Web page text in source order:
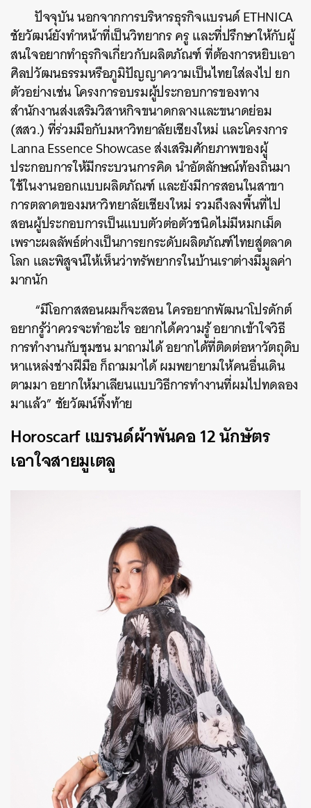
ปัจจุบัน นอกจากการบริหารธุรกิจแบรนด์ ETHNICA
ชัยวัฒน์ยังทำหน้าที่เป็นวิทยากร ครู และที่ปรึกษาให้กับผู้
สนใจอยากทำธุรกิจเกี่ยวกับผลิตภัณฑ์ ที่ต้องการหยิบเอา
ศิลปวัฒนธรรมหรือภูมิปัญญาความเป็นไทยใส่ลงไป ยก
ตัวอย่างเช่น โครงการอบรมผู้ประกอบการของทาง
สำนักงานส่งเสริมวิสาหกิจขนาดกลางและขนาดย่อม
(สสว.) ที่ร่วมมือกับมหาวิทยาลัยเชียงใหม่ และโครงการ
Lanna Essence Showcase ส่งเสริมศักยภาพของผู้
ประกอบการให้มีกระบวนการคิด นำอัตลักษณ์ท้องถิ่นมา
ใช้ในงานออกแบบผลิตภัณฑ์ และยังมีการสอนในสาขา
การตลาดของมหาวิทยาลัยเชียงใหม่ รวมถึงลงพื้นที่ไป
สอนผู้ประกอบการเป็นแบบตัวต่อตัวชนิดไม่มีหมกเม็ด
เพราะผลลัพธ์ต่างเป็นการยกระดับผลิตภัณฑ์ไทยสู่ตลาด
โลก และพิสูจน์ให้เห็นว่าทรัพยากรในบ้านเราต่างมีมูลค่า
มากนัก
“มีโอกาสสอนผมก็จะสอน ใครอยากพัฒนาโปรดักต์
อยากรู้ว่าควรจะทำอะไร อยากได้ความรู้ อยากเข้าใจวิธี
การทำงานกับชุมชน มาถามได้ อยากได้ที่ติดต่อหาวัตถุดิบ
หาแหล่งช่างฝีมือ ก็ถามมาได้ ผมพยายามให้คนอื่นเดิน
ตามมา อยากให้มาเลียนแบบวิธีการทำงานที่ผมไปทดลอง
มาแล้ว” ชัยวัฒน์ทิ้งท้าย
Horoscarf แบรนด์ผ้าพันคอ 12 นักษัตร
เอาใจสายมูเตลู